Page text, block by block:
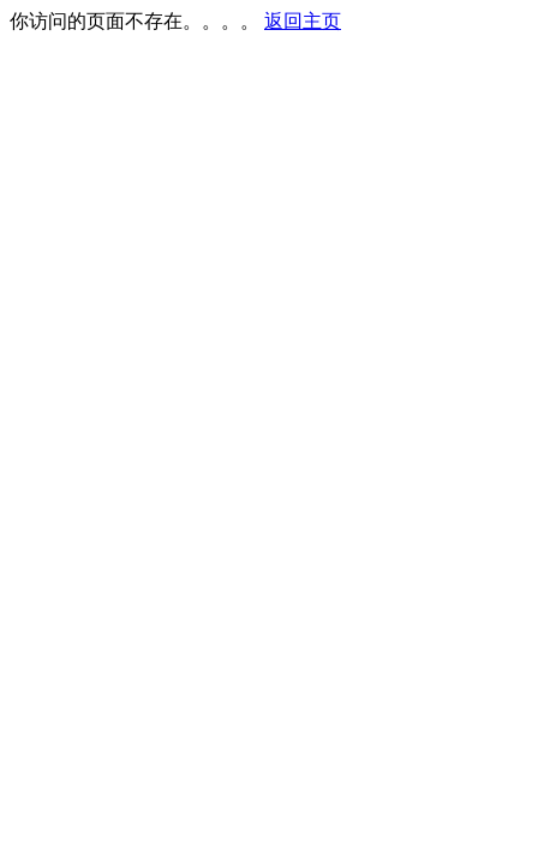
你访问的页面不存在。。。。 返回主页